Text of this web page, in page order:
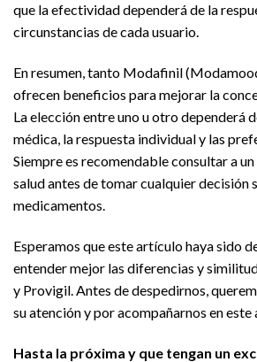
que la efectividad dependerá de la
circunstancias de cada usuario.
En resumen, tanto Modafinil
ofrecen beneficios para mejorar la
La elección entre uno u otro dependerá
médica, la respuesta individual y las
Siempre es recomendable consultar a
salud antes de tomar cualquier decisión
medicamentos.
Esperamos que este artículo haya sido
entender mejor las diferencias y
y Provigil. Antes de despedirnos,
su atención y por acompañarnos en
Hasta la próxima y que tengan un